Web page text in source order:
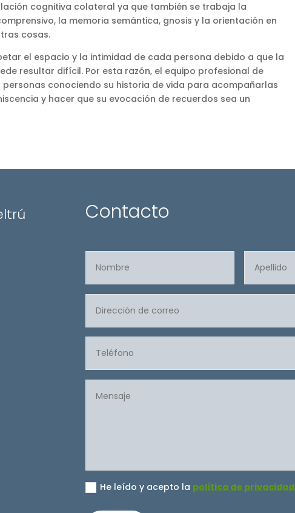
cognitiva colateral ya que también se trabaja la
la memoria semántica, gnosis y la orientación en
cosas.
el espacio y la intimidad de cada persona debido a que la
resultar difícil. Por esta razón, el equipo profesional de
conociendo su historia de vida para acompañarlas
y hacer que su evocación de recuerdos sea un
Contacto
He leído y acepto la política de privacidad